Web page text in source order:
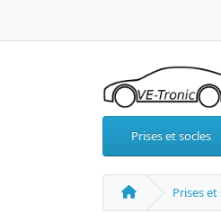
Prises et socles
Prises et